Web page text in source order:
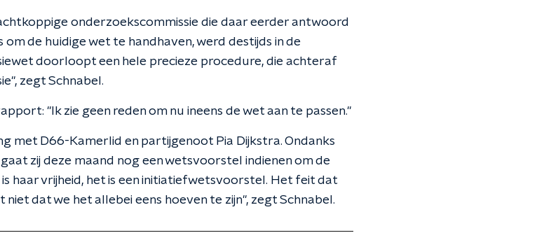
onderzoekscommissie die daar eerder antwoord
de huidige wet te handhaven, werd destijds in de
doorloopt een hele precieze procedure, die achteraf
zegt Schnabel.
"Ik zie geen reden om nu ineens de wet aan te passen."
met D66-Kamerlid en partijgenoot Pia Dijkstra. Ondanks
zij deze maand nog een wetsvoorstel indienen om de
haar vrijheid, het is een initiatiefwetsvoorstel. Het feit dat
dat we het allebei eens hoeven te zijn", zegt Schnabel.